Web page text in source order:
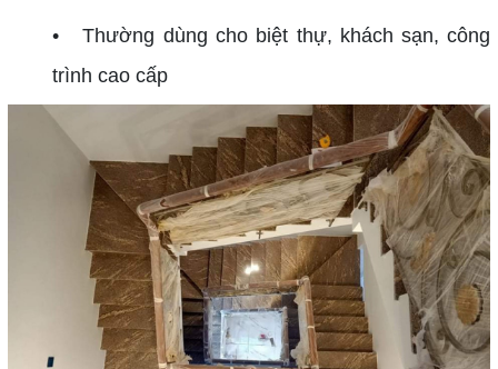
• Thường dùng cho biệt thự, khách sạn, công
trình cao cấp